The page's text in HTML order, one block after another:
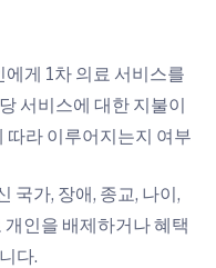
게 1차 의료 서비스를
서비스에 대한 지불이
라 이루어지는지 여부
국가, 장애, 종교, 나이,
인을 배제하거나 혜택
다.